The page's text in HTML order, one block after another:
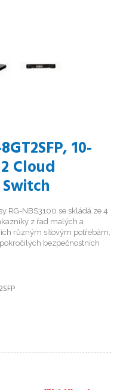
10-
Cloud
RG-NBS3100 se skládá ze 4
z řad malých a
různým síťovým potřebám,
bezpečnostních